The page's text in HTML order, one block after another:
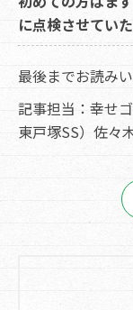
に点検させていた
最後までお読み
記事担当：幸せ
東戸塚SS）佐々